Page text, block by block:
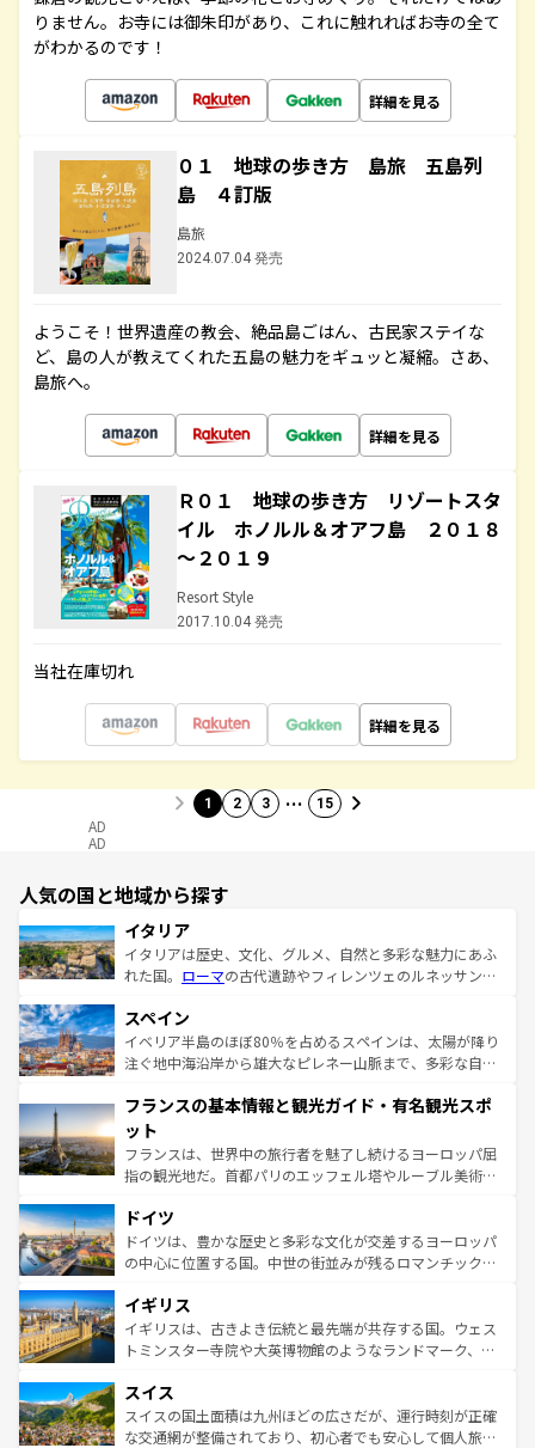
りません。お寺には御朱印があり、これに触れればお寺の全て
がわかるのです！
詳細を見る
０１ 地球の歩き方 島旅 五島列
島 ４訂版
島旅
2024.07.04 発売
ようこそ！世界遺産の教会、絶品島ごはん、古民家ステイな
ど、島の人が教えてくれた五島の魅力をギュッと凝縮。さあ、
島旅へ。
詳細を見る
Ｒ０１ 地球の歩き方 リゾートスタ
イル ホノルル＆オアフ島 ２０１８
～２０１９
Resort Style
2017.10.04 発売
当社在庫切れ
詳細を見る
1 2 3 … 15
AD
AD
人気の国と地域から探す
イタリア
イタリアは歴史、文化、グルメ、自然と多彩な魅力にあふ
れた国。 ローマの古代遺跡やフィレンツェのルネッサンス
ろん、トスカーナの美しい田園風景やアマルフィ海岸の絶
景など、自然景観も見逃せない。観光の合間には、本場の
ピザやパスタなど、絶品のイタリア料理を堪能することも
ませてくれるイタリアで、忘れられない旅をしてみよう！
なお、新着のイタリア情報は
しい。
スペイン
イベリア半島のほぼ80％を占めるスペインは、太陽が降り
注ぐ地中海沿岸から雄大なピレネー山脈まで、多彩な自然
文化が根付くこの国では、情熱的なフラメンコ、熱気あふ
れる闘牛、そして美味しいタパスが生活の一部となってい
る。首都マドリードの洗練された雰囲気や、バルセロナの
アートに溢れた街角から、地方では古代ローマ遺跡や中世
せる。地方によって風土や気候が異なるスペインはその個
性で訪れる人を魅了する。 なお、新着のスペイン情報は コ
ンテンツ一覧を参照してほしい。
フランスの基本情報と観光ガイド・有名観光スポ
ット
フランスは、世界中の旅行者を魅了し続けるヨーロッパ屈
指の観光地だ。首都パリのエッフェル塔やルーブル美術館
で、幅広い魅力が詰まっている。華麗な宮殿、歴史的な大
聖堂、美しいビーチ、そして豊かな自然が、訪れる者を心
から魅了する。また、フランスは美食の国としても知ら
いる。シャンパンの発祥地であるランス、プロヴァンスの
香り高いラベンダー畑など、多彩な楽しみ方が可能だ。さ
らに、パリ以外の地域にも魅力が溢れており、どの街角に
れる地方に足を運ぶとそれぞれで全く異なる文化を体験で
きるだろう。 なお、新着のフランス情報はコンテンツ一覧
を参照してほしい。
ドイツ
ドイツは、豊かな歴史と多彩な文化が交差するヨーロッパ
の中心に位置する国。中世の街並みが残るロマンチック街
顔を持つこの国は、どこを歩いても飽きることがない。ベ
ルリンの文化的活気、バイエルン州のアルプスの絶景、そ
してライン川沿いのワイン畑といった風景は必見。ビール
は、お酒好きな人にはぜひ体験してほしい。 なお、新着の
ドイツ情報はコンテンツ一覧を参照してほしい。
イギリス
イギリスは、古きよき伝統と最先端が共存する国。ウェス
トミンスター寺院や大英博物館のようなランドマーク、歴
リアごとに異なる魅力がある。また、優雅なアフタヌーン
ティー、ビール好きにはたまらない英国パブ、サッカー観
戦など、本場だからこそできる体験も豊富。イギリスを旅
スイス
スイスの国土面積は九州ほどの広さだが、運行時刻が正確
な交通網が整備されており、初心者でも安心して個人旅行